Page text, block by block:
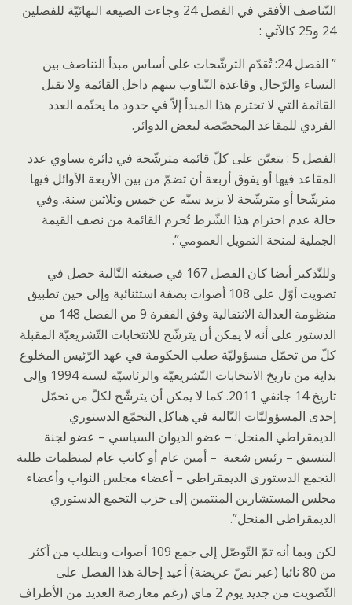
التّناصف الأفقي في الفصل 24 وجاءت الصيغه النهائيّة للفصلين
24 و25 كالآتي :
” الفصل 24: تُقدّم الترشّحات على أساس مبدأ التناصف بين
النساء والرّجال وقاعدة التّناوب بينهم داخل القائمة ولا تقبل
القائمة التي لا تحترم هذا المبدأ إلاّ في حدود ما يحتّمه العدد
الفردي للمقاعد المخصّصة لبعض الدوائر.
الفصل 5 : يتعيّن على كلّ قائمة مترشّحة في دائرة يساوي عدد
المقاعد فيها أو يفوق أربعة أن تضمّ من بين الأربعة الأوائل فيها
مترشّحا أو مترشّحة لا يزيد سنّه عن خمس وثلاثين سنة. وفي
حالة عدم احترام هذا الشّرط تُحرم القائمة من نصف القيمة
الجملية لمنحة التمويل العمومي”.
وللتّذكير أيضا كان الفصل 167 في صيغته التّالية حصل في
تصويت أوّل على 108 أصوات بصفة استثنائية وإلى حين تطبيق
منظومة العدالة الانتقالية وفق الفقرة 9 من الفصل 148 من
الدستور على أنه لا يمكن أن يترشّح للانتخابات التّشريعيّة المقبلة
كلّ من تحمّل مسؤوليّة صلب الحكومة في عهد الرّئيس المخلوع
بداية من تاريخ الانتخابات التّشريعيّة والرئاسيّة لسنة 1994 وإلى
تاريخ 14 جانفي 2011. كما لا يمكن أن يترشّح لكلّ من تحمّل
إحدى المسؤوليّات التّالية في هياكل التجمّع الدستوري
الديمقراطي المنحل: – عضو الديوان السياسي – عضو لجنة
التنسيق – رئيس شعبة – أمين عام أو كاتب عام لمنظمات طلبة
التجمع الدستوري الديمقراطي – أعضاء مجلس النواب وأعضاء
مجلس المستشارين المنتمين إلى حزب التجمع الدستوري
الديمقراطي المنحل”.
لكن وبما أنه تمّ التّوصّل إلى جمع 109 أصوات وبطلب من أكثر
من 80 نائبا (عبر نصّ عريضة) أعيد إحالة هذا الفصل على
التّصويت من جديد يوم 2 ماي (رغم معارضة العديد من الأطراف